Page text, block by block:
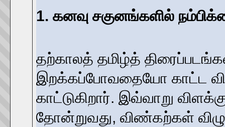
1. கனவு சகுனங்களில்
தற்காலத் தமிழ்த்
இறக்கப்போவதையோ காட்ட
காட்டுகிறார். இவ்வாறு
தோன்றுவது, விண்கற்கள்